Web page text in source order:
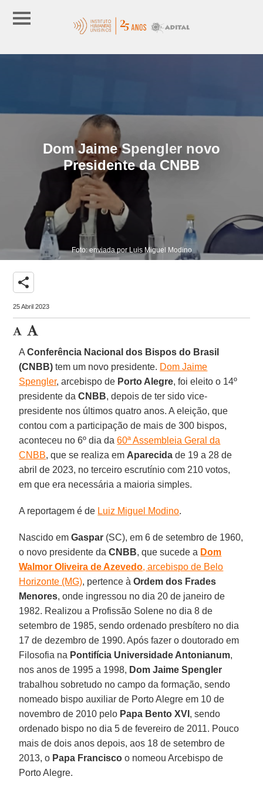
Dom Jaime Spengler novo
Presidente da CNBB
Foto: enviada por Luis Miguel Modino
share
25 Abril 2023
AConferência Nacional dos Bispos do Brasil
(CNBB) tem um novo presidente. Dom Jaime
Spengler, arcebispo de Porto Alegre, foi eleito o 14º
presidente daCNBB, depois de ter sido vice-
presidente nos últimos quatro anos. A eleição, que
contou com a participação de mais de 300 bispos,
aconteceu no 6º dia da60ª Assembleia Geral da
CNBB, que se realiza em Aparecida de 19 a 28 de
abril de 2023, no terceiro escrutínio com 210 votos,
em que era necessária a maioria simples.
A reportagem é de Luiz Miguel Modino.
Nascido emGaspar (SC), em 6 de setembro de 1960,
o novo presidente daCNBB, que sucede a Dom
Walmor Oliveira de Azevedo, arcebispo de Belo
Horizonte (MG), pertence àOrdem dos Frades
Menores, onde ingressou no dia 20 de janeiro de
1982. Realizou a Profissão Solene no dia 8 de
setembro de 1985, sendo ordenado presbítero no dia
17 de dezembro de 1990. Após fazer o doutorado em
Filosofia na Pontifícia Universidade Antonianum,
nos anos de 1995 a 1998, Dom Jaime Spengler
trabalhou sobretudo no campo da formação, sendo
nomeado bispo auxiliar de Porto Alegre em 10 de
novembro de 2010 pelo Papa Bento XVI , sendo
ordenado bispo no dia 5 de fevereiro de 2011. Pouco
mais de dois anos depois, aos 18 de setembro de
2013, o Papa Francisco o nomeou Arcebispo de
Porto Alegre.